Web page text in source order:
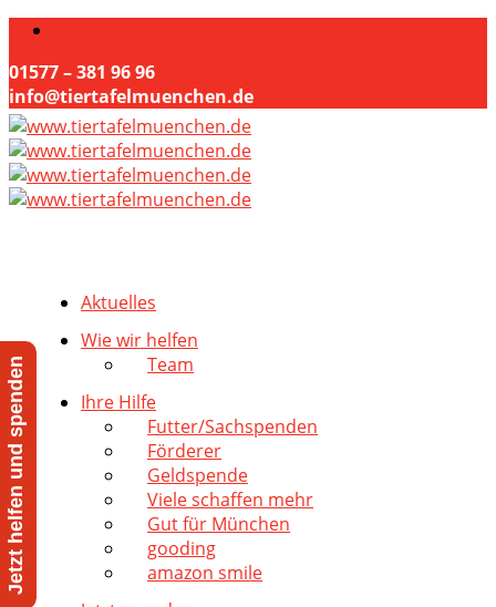
01577 – 381 96 96
info@tiertafelmuenchen.de
Aktuelles
Wie wir helfen
Team
Ihre Hilfe
Futter/Sachspenden
Förderer
Geldspende
Viele schaffen mehr
Gut für München
gooding
amazon smile
Jetzt helfen und spenden